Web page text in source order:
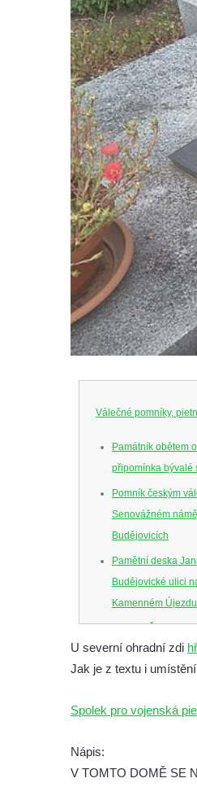
Válečné pomníky,
Památník obětem
připomínka bývalé
Pomník českým
Senovážném
Budějovicích
Pamětní deska
Budějovické ulici
Kamenném Újezdu
Kenotaf Šimona
Kamenném Újezdě
Kenotaf Václava
Pomník obětem
Kenotaf Jana
U severní ohradní zdi
Jak je z textu i
Spolek pro vojenská
Nápis:
V TOMTO DOMĚ SE